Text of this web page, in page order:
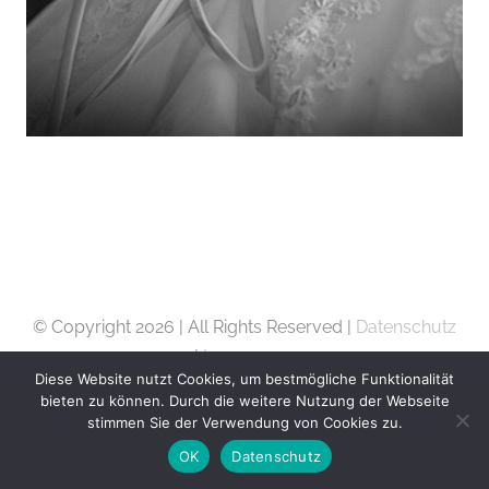
© Copyright 2026 | All Rights Reserved | Datenschutz
|Impressum
Diese Website nutzt Cookies, um bestmögliche Funktionalität
bieten zu können. Durch die weitere Nutzung der Webseite
stimmen Sie der Verwendung von Cookies zu.
OK
Datenschutz